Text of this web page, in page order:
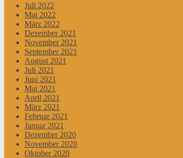
Juli 2022
Mai 2022
März 2022
Dezember 2021
November 2021
September 2021
August 2021
Juli 2021
Juni 2021
Mai 2021
April 2021
März 2021
Februar 2021
Januar 2021
Dezember 2020
November 2020
Oktober 2020